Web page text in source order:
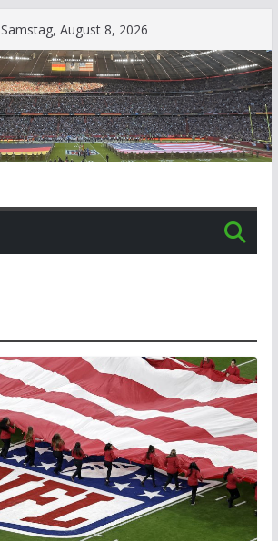
Samstag, August 8, 2026